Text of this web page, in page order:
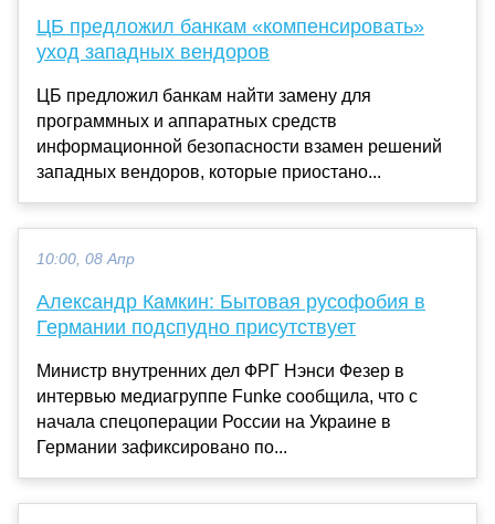
ЦБ предложил банкам «компенсировать»
уход западных вендоров
ЦБ предложил банкам найти замену для
программных и аппаратных средств
информационной безопасности взамен решений
западных вендоров, которые приостано...
10:00, 08 Апр
Александр Камкин: Бытовая русофобия в
Германии подспудно присутствует
Министр внутренних дел ФРГ Нэнси Фезер в
интервью медиагруппе Funke сообщила, что с
начала спецоперации России на Украине в
Германии зафиксировано по...